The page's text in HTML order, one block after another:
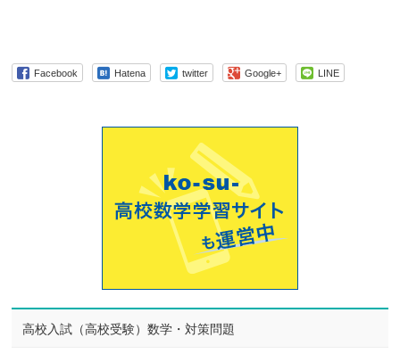
Facebook Hatena twitter Google+ LINE
高校入試（高校受験）数学・対策問題